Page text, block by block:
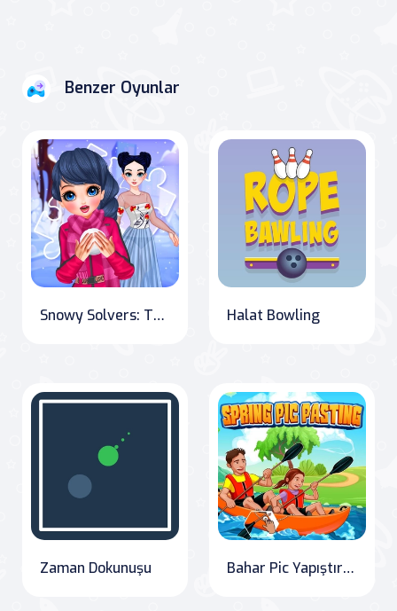
Benzer Oyunlar
Snowy Solvers: The Ultimate Winter Puzzle Challenge Halat Bowling
Zaman Dokunuşu Bahar Pic Yapıştırma